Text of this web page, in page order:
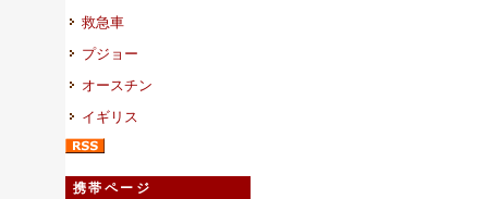
救急車
プジョー
オースチン
イギリス
携帯ページ